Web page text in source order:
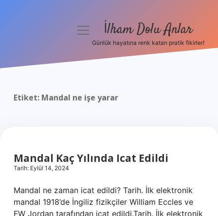
menüyü İlham Dolu Anlar
Günlük hayatına renk katan pratik fikirler!
Etiket: Mandal ne işe yarar
Mandal Kaç Yılında Icat Edildi
Tarih: Eylül 14, 2024
Mandal ne zaman icat edildi? Tarih. İlk elektronik
mandal 1918’de İngiliz fizikçiler William Eccles ve
FW Jordan tarafından icat edildi.Tarih. İlk elektronik